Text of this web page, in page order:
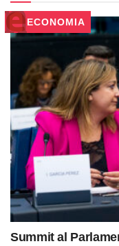
ECONOMIA
Summit al